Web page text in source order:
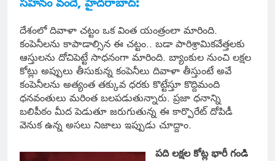
దేశంలో దివాళా చట్టం ఒక వింత యంత్రంలా మారింది.
కంపెనీలను కాపాడాల్సిన ఈ చట్టం.. బడా పారిశ్రామికవేత్తలకు
ఆస్తులను దోచిపెట్టే సాధనంగా మారింది. బ్యాంకుల నుంచి లక్షల
కోట్లు అప్పులు తీసుకున్న కంపెనీలు దివాళా తీస్తుంటే అవే
కంపెనీలను అత్యంత తక్కువ ధరకు కొట్టేస్తూ కొద్దిమంది
ధనవంతులు మరింత బలపడుతున్నారు. ప్రజా ధనాన్ని
బలిపీఠం మీద పెడుతూ జరుగుతున్న ఈ కార్పొరేట్ దోపిడీ
వెనుక ఉన్న అసలు నిజాలు ఇప్పుడు చూద్దాం.
పది లక్షల కోట్ల భారీ గండి